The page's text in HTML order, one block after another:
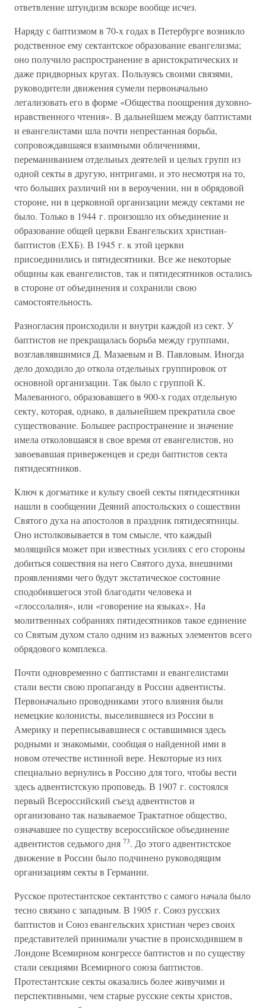
ответвление штундизм вскоре вообще исчез.
Наряду с баптизмом в 70-х годах в Петербурге возникло
родственное ему сектантское образование евангелизма;
оно получило распространение в аристократических и
даже придворных кругах. Пользуясь своими связями,
руководители движения сумели первоначально
легализовать его в форме «Общества поощрения духовно-
нравственного чтения». В дальнейшем между баптистами
и евангелистами шла почти непрестанная борьба,
сопровождавшаяся взаимными обличениями,
переманиванием отдельных деятелей и целых групп из
одной секты в другую, интригами, и это несмотря на то,
что больших различий ни в вероучении, ни в обрядовой
стороне, ни в церковной организации между сектами не
было. Только в 1944 г. произошло их объединение и
образование общей церкви Евангельских христиан-
баптистов (ЕХБ). В 1945 г. к этой церкви
присоединились и пятидесятники. Все же некоторые
общины как евангелистов, так и пятидесятников остались
в стороне от объединения и сохранили свою
самостоятельность.
Разногласия происходили и внутри каждой из сект. У
баптистов не прекращалась борьба между группами,
возглавлявшимися Д. Мазаевым и В. Павловым. Иногда
дело доходило до откола отдельных группировок от
основной организации. Так было с группой К.
Малеванного, образовавшего в 900-х годах отдельную
секту, которая, однако, в дальнейшем прекратила свое
существование. Большее распространение и значение
имела отколовшаяся в свое время от евангелистов, но
завоевавшая приверженцев и среди баптистов секта
пятидесятников.
Ключ к догматике и культу своей секты пятидесятники
нашли в сообщении Деяний апостольских о сошествии
Святого духа на апостолов в праздник пятидесятницы.
Оно истолковывается в том смысле, что каждый
молящийся может при известных усилиях с его стороны
добиться сошествия на него Святого духа, внешними
проявлениями чего будут экстатическое состояние
сподобившегося этой благодати человека и
«глоссолалия», или «говорение на языках». На
молитвенных собраниях пятидесятников такое единение
со Святым духом стало одним из важных элементов всего
обрядового комплекса.
Почти одновременно с баптистами и евангелистами
стали вести свою пропаганду в России адвентисты.
Первоначально проводниками этого влияния были
немецкие колонисты, выселившиеся из России в
Америку и переписывавшиеся с оставшимися здесь
родными и знакомыми, сообщая о найденной ими в
новом отечестве истинной вере. Некоторые из них
специально вернулись в Россию для того, чтобы вести
здесь адвентистскую проповедь. В 1907 г. состоялся
первый Всероссийский съезд адвентистов и
организовано так называемое Трактатное общество,
означавшее по существу всероссийское объединение
адвентистов седьмого дня 73. До этого адвентистское
движение в России было подчинено руководящим
организациям секты в Германии.
Русское протестантское сектантство с самого начала было
тесно связано с западным. В 1905 г. Союз русских
баптистов и Союз евангельских христиан через своих
представителей принимали участие в происходившем в
Лондоне Всемирном конгрессе баптистов и по существу
стали секциями Всемирного союза баптистов.
Протестантские секты оказались более живучими и
перспективными, чем старые русские секты христов,